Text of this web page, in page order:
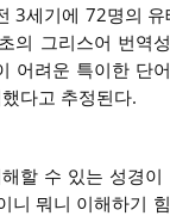
3세기에 72명의
의 그리스어 번
어려운 특이한 단
다고 추정된다.
할 수 있는 성경
니 뭐니 이해하기